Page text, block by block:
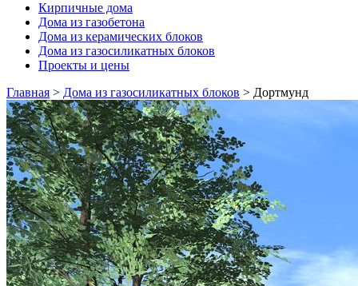
Кирпичные дома
Дома из газобетона
Дома из керамических блоков
Дома из газосиликатных блоков
Проекты и цены
Главная > Дома из газосиликатных блоков > Дортмунд